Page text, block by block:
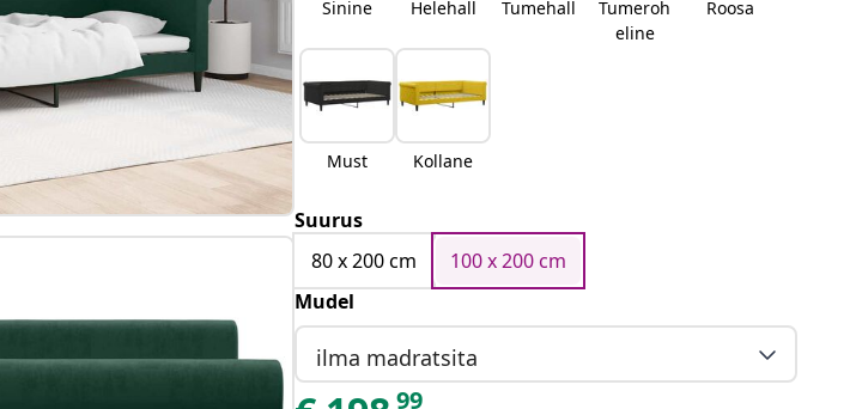
Sinine Helehall Tumehall
Tumeroh
eline
Roosa
Must Kollane
Suurus
80 x 200 cm
100 x 200 cm
Mudel
ilma madratsita
99